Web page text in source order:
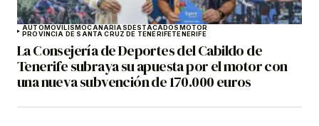
AUTOMOVILISMOCANARIASDESTACADOSMOTOR
PROVINCIA DE SANTA CRUZ DE TENERIFETENERIFE
La Consejería de Deportes del Cabildo de
Tenerife subraya su apuesta por el motor con
una nueva subvención de 170.000 euros